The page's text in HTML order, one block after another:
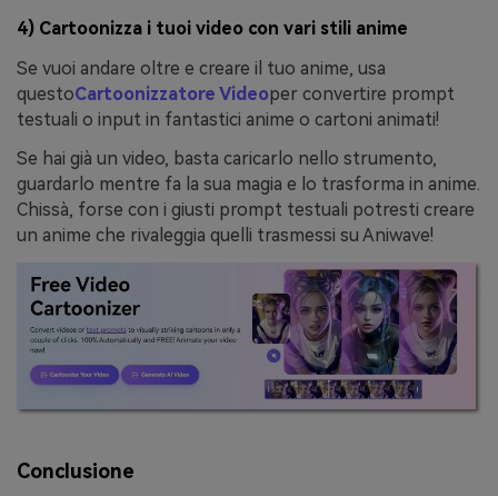
4) Cartoonizza i tuoi video con vari stili anime
Se vuoi andare oltre e creare il tuo anime, usa
questoCartoonizzatore Videoper convertire prompt
testuali o input in fantastici anime o cartoni animati!
Se hai già un video, basta caricarlo nello strumento,
guardarlo mentre fa la sua magia e lo trasforma in anime.
Chissà, forse con i giusti prompt testuali potresti creare
un anime che rivaleggia quelli trasmessi su Aniwave!
Conclusione